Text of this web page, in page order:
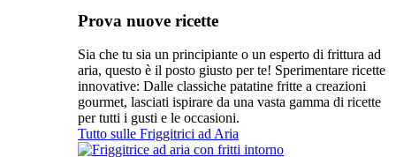
Prova nuove ricette
Sia che tu sia un principiante o un esperto di frittura ad
aria, questo è il posto giusto per te! Sperimentare ricette
innovative: Dalle classiche patatine fritte a creazioni
gourmet, lasciati ispirare da una vasta gamma di ricette
per tutti i gusti e le occasioni.
Tutto sulle Friggitrici ad Aria